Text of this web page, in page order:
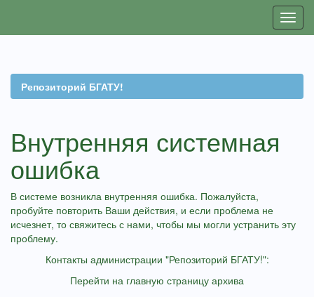
Репозиторий БГАТУ!
Внутренняя системная
ошибка
В системе возникла внутренняя ошибка. Пожалуйста,
пробуйте повторить Ваши действия, и если проблема не
исчезнет, то свяжитесь с нами, чтобы мы могли устранить эту
проблему.
Контакты администрации "Репозиторий БГАТУ!":
Перейти на главную страницу архива